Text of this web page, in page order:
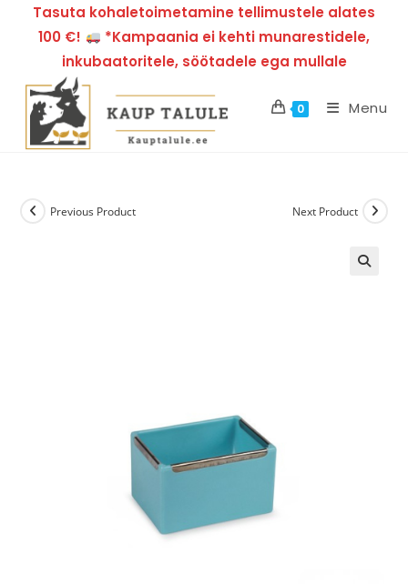
Tasuta kohaletoimetamine tellimustele alates
100 €!
*Kampaania ei kehti munarestidele,
inkubaatoritele, söötadele ega mullale
0 Menu
Previous Product Next Product